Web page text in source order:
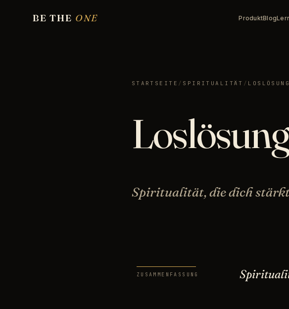
BE THE ONE ProduktBlog
STARTSEITE / SPIRITUALITÄT / LOSLÖSUNG
Loslösung
Spiritualität, die dich
ZUSAMMENFASSUNG